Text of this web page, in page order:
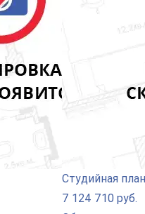
Студийная
7 124 710 руб.